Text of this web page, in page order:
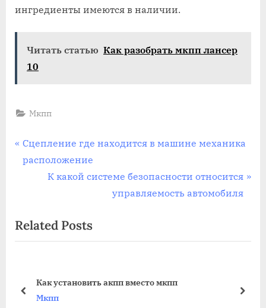
ингредиенты имеются в наличии.
Читать статью Как разобрать мкпп лансер
10
Мкпп
Навигация
по
P
r
o
u
o
Сцепление где находится в машине механика
расположение
N
t
P
К какой системе безопасности относится
управляемость автомобиля
Related Posts
Как установить акпп вместо мкпп
Мкпп
prev next